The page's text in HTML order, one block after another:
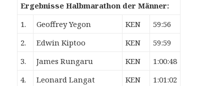
Ergebnisse Halbmarathon der Männer:
1.
Geoffrey Yegon KEN
59:56
2.
Edwin Kiptoo KEN
59:59
3.
James Rungaru KEN
1:00:48
4.
Leonard Langat KEN 1:01:02